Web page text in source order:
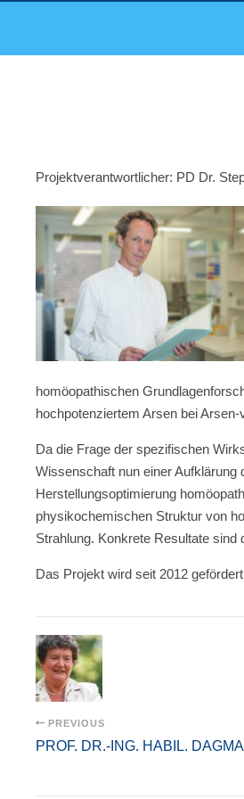
Projektverantwortlicher: PD Dr.
homöopathischen
hochpotenziertem Arsen bei
Da die Frage der spezifischen
Wissenschaft nun einer
Herstellungsoptimierung
physikochemischen Struktur von
Strahlung. Konkrete Resultate sind
Das Projekt wird seit 2012
PREVIOUS
PROF. DR.-ING. HABIL.